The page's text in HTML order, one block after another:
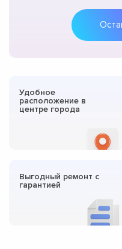
Удобное
расположение в
центре города
Выгодный ремонт с
гарантией